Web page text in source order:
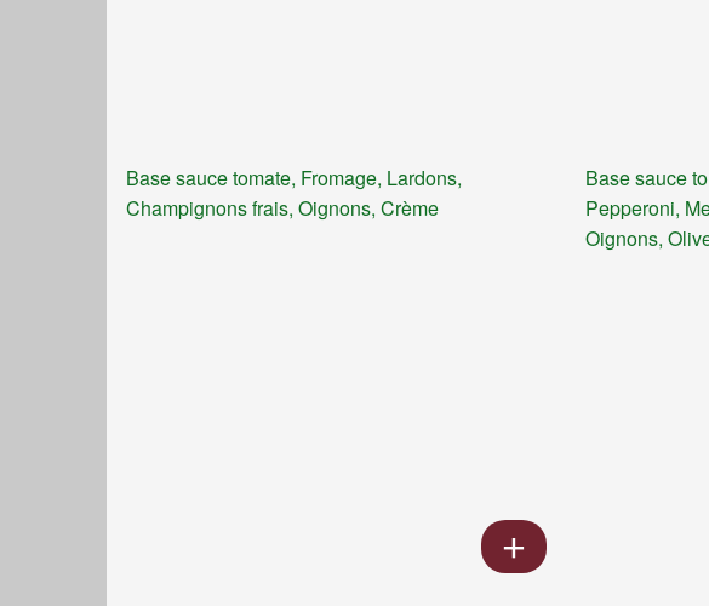
Base sauce tomate, Fromage, Lardons,
Champignons frais, Oignons, Crème
Base sauce
Pepperoni,
Oignons,